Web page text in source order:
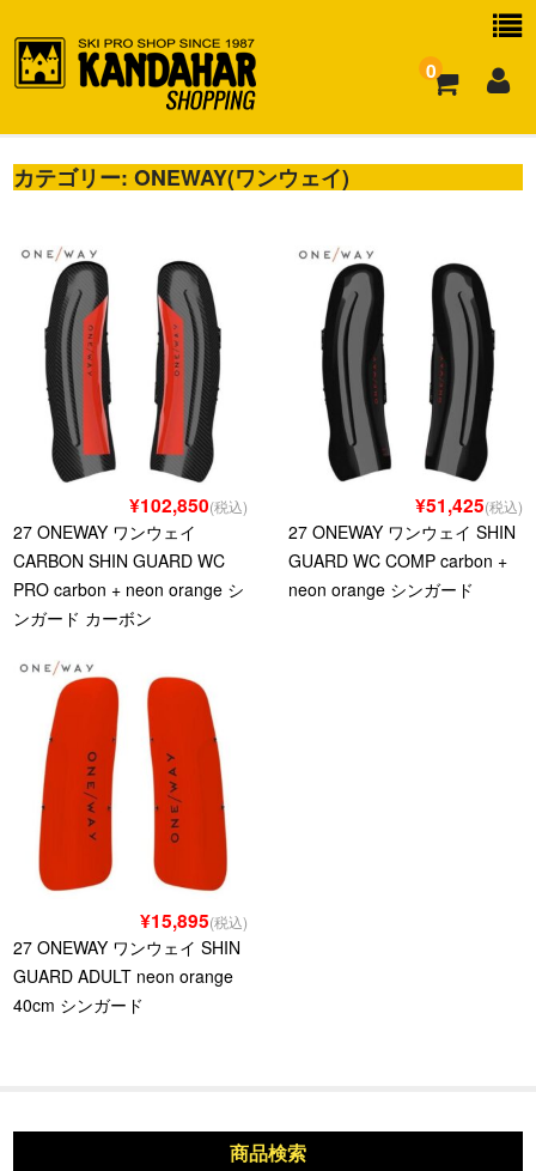
0
お買い物ガイド
カテゴリー:ONEWAY(ワンウェイ)
¥102,850(税込)
27 ONEWAY ワンウェイ
CARBON SHIN GUARD WC
PRO carbon + neon orange シ
ンガード カーボン
¥51,425(税込)
27 ONEWAY ワンウェイ SHIN
GUARD WC COMP carbon +
neon orange シンガード
¥15,895(税込)
27 ONEWAY ワンウェイ SHIN
GUARD ADULT neon orange
40cm シンガード
商品検索